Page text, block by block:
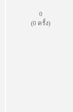
0
(0 ครั้ง)